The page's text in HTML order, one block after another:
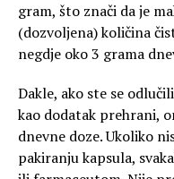
gram, što znači da je
(dozvoljena) količina
negdje oko 3 grama
Dakle, ako ste se
kao dodatak prehrani,
dnevne doze. Ukoliko
pakiranju kapsula,